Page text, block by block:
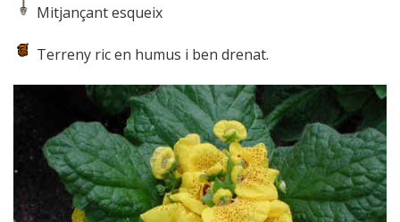
Mitjançant esqueix
Terreny ric en humus i ben drenat.